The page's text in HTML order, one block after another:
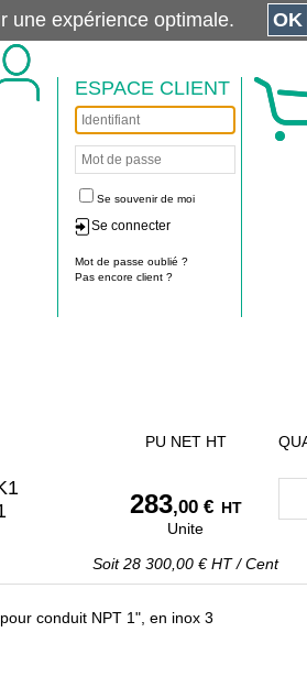
ESPACE CLIENT
Se souvenir de moi
Se connecter
Mot de passe oublié ?
Pas encore client ?
PU NET HT
283,00 € HT
Unite
Soit28 300,00 € HT/Cent
conduit NPT 1", en inox 3
une expérience optimale. OK